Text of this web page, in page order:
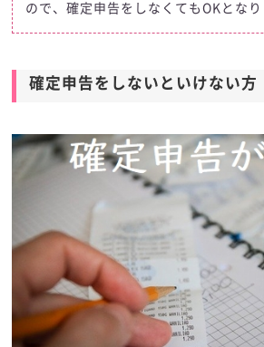
ので、確定申告をしなくてもOKとなり
確定申告をしないといけない方